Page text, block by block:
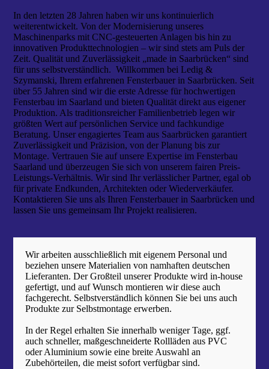
In den letzten 28 Jahren haben wir uns kontinuierlich
weiterentwickelt. Von der Modernisierung unseres
Maschinenparks mit CNC-gesteuerten Anlagen bis hin zu
innovativen Produkttechnologien – wir sind stets am Puls der
Zeit. Qualität und Zuverlässigkeit „made in Saarbrücken“ sind
für uns selbstverständlich. Willkommen bei Ledig &
Szymanski, Ihrem erfahrenen Fensterbauer in Saarbrücken. Seit
über 55 Jahren sind wir die erste Adresse für hochwertigen
Fensterbau im Saarland und bieten Qualität direkt aus eigener
Produktion. Als traditionsreicher Familienbetrieb legen wir
größten Wert auf persönlichen Service und fachkundige
Beratung. Unser engagiertes Team aus Saarbrücken garantiert
Zuverlässigkeit und Präzision, von der Planung bis zur
Montage. Vertrauen Sie auf unsere Expertise im Fensterbau
Saarland und überzeugen Sie sich von unserem fairen Preis-
Leistungs-Verhältnis. Wir sind Ihr verlässlicher Partner, egal ob
für private Endkunden, Architekten oder Wiederverkäufer.
Kontaktieren Sie uns als Ihren Fensterbauer in Saarbrücken und
lassen Sie uns gemeinsam Ihr Projekt realisieren.
Wir arbeiten ausschließlich mit eigenem Personal und
beziehen unsere Materialien von namhaften deutschen
Lieferanten. Der Großteil unserer Produkte wird in-house
gefertigt, und auf Wunsch montieren wir diese auch
fachgerecht. Selbstverständlich können Sie bei uns auch
Produkte zur Selbstmontage erwerben.
In der Regel erhalten Sie innerhalb weniger Tage, ggf.
auch schneller, maßgeschneiderte Rollläden aus PVC
oder Aluminium sowie eine breite Auswahl an
Zubehörteilen, die meist sofort verfügbar sind.